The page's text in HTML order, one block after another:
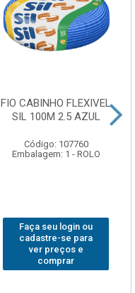
FIO CABINHO FLEXIVEL
SIL 100M 2.5 AZUL
Código: 107760
Embalagem: 1 - ROLO
Faça seu login ou
cadastre-se para
ver preços e
comprar